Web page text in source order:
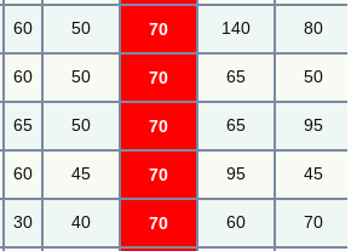
60 50 70 140 80
60 50 70 65 50
65 50 70 65 95
60 45 70 95 45
30 40 70 60 70